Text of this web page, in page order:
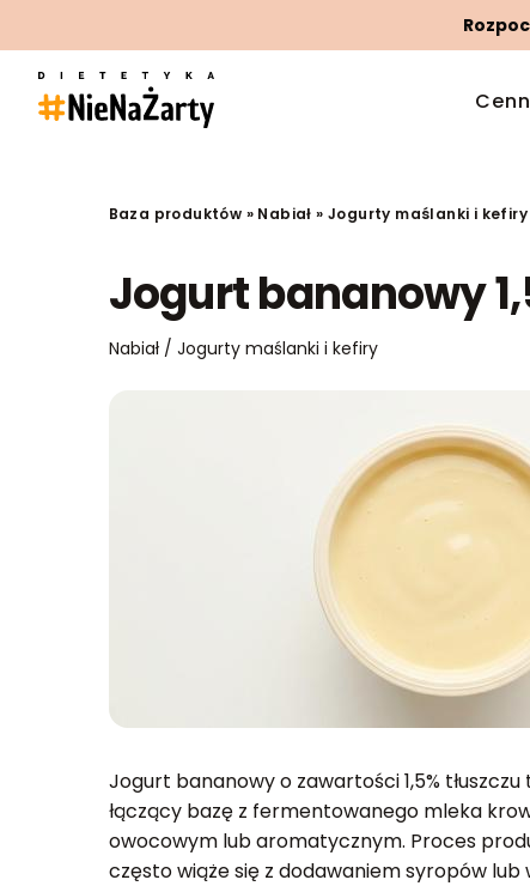
Baza produktów » Nabiał » Jogurty maślanki i kefiry
Jogurt bananowy
Nabiał / Jogurty maślanki i kefiry
Jogurt bananowy o zawartości 1,5%
łączący bazę z fermentowanego mleka
owocowym lub aromatycznym. Proces
często wiąże się z dodawaniem syropów